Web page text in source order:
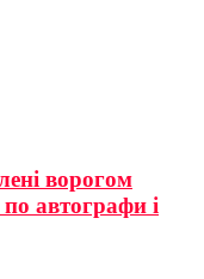
ворогом
автографи і